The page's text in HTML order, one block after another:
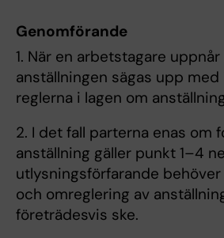
Genomförande
1. När en arbetstagare
anställningen sägas upp
reglerna i lagen om
2. I det fall parterna enas om
anställning gäller punkt 1–4
utlysningsförfarande
och omreglering av
företrädesvis ske.